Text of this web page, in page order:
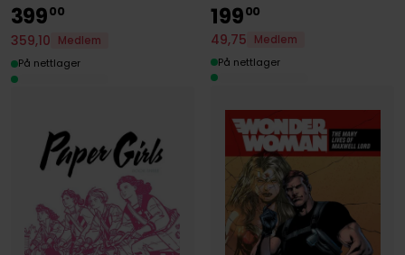
39900
359,10
Medlem
På nettlager
19900
49,75
Medlem
På nettlager